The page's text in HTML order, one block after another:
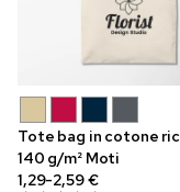
Tote bag in cotone
140 g/m² Moti
1,29-2,59 €